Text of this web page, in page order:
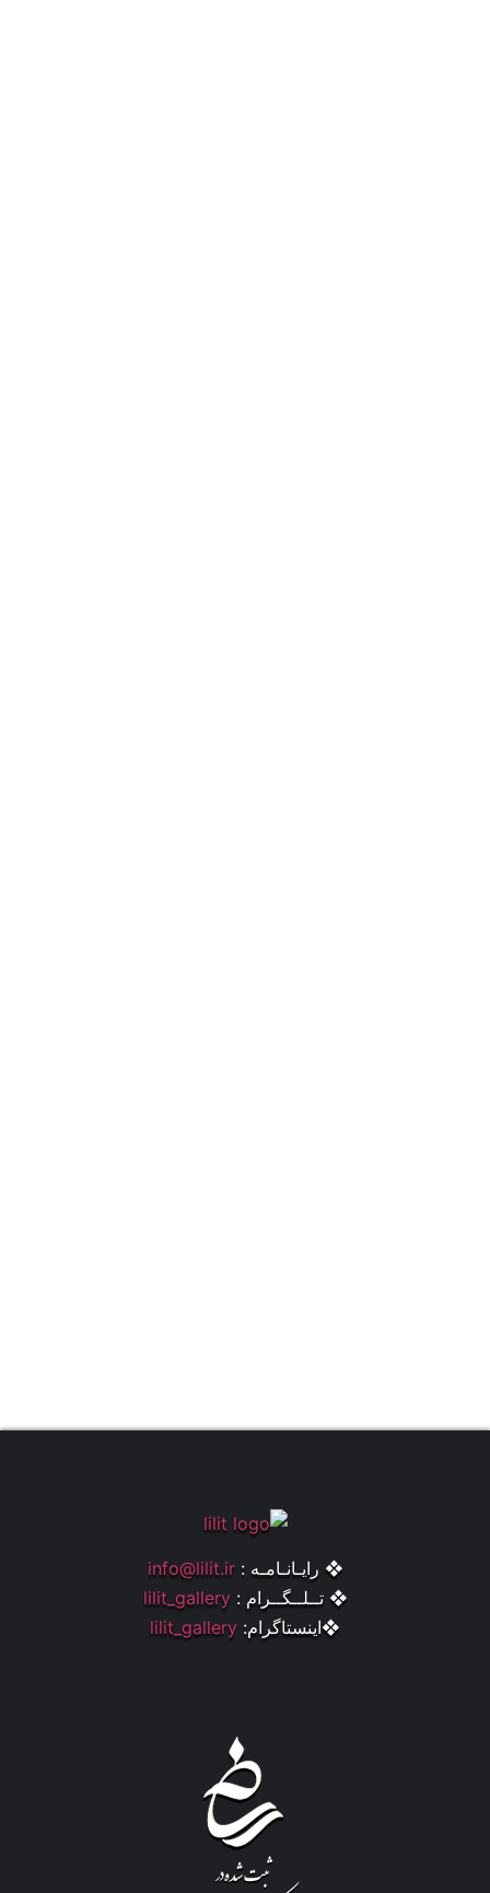
❖ رایـانـامـه : info@lilit.ir
❖ تــلــگــرام : lilit_gallery
❖اینستاگرام: lilit_gallery